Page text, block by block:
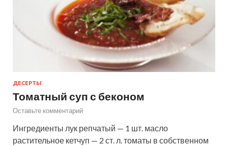
ДЕСЕРТЫ
Томатный суп с беконом
Оставьте комментарий
Ингредиенты лук репчатый — 1 шт. масло
растительное кетчуп — 2 ст. л. томаты в собственном